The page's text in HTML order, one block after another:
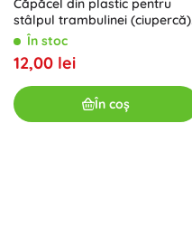
Căpăcel din plastic pentru
stâlpul trambulinei (ciupercă)
cu inel, negru 25 mm
În stoc
12,00 lei
În coș